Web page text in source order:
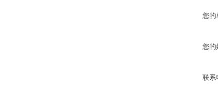
您的
您的
联系